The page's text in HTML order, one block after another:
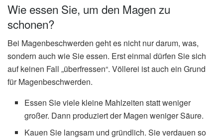
Wie essen Sie, um den Magen zu
schonen?
Bei Magenbeschwerden geht es nicht nur darum, was,
sondern auch wie Sie essen. Erst einmal dürfen Sie sich
auf keinen Fall „überfressen“. Völlerei ist auch ein Grund
für Magenbeschwerden.
Essen Sie viele kleine Mahlzeiten statt weniger
großer. Dann produziert der Magen weniger Säure.
Kauen Sie langsam und gründlich. Sie verdauen so